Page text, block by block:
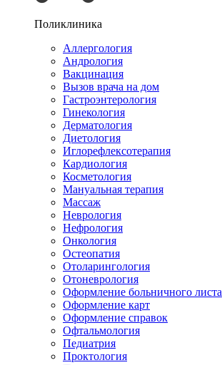
Поликлиника
Аллергология
Андрология
Вакцинация
Вызов врача на дом
Гастроэнтерология
Гинекология
Дерматология
Диетология
Иглорефлексотерапия
Кардиология
Косметология
Мануальная терапия
Массаж
Неврология
Нефрология
Онкология
Остеопатия
Отоларингология
Отоневрология
Оформление больничного листа
Оформление карт
Оформление справок
Офтальмология
Педиатрия
Проктология